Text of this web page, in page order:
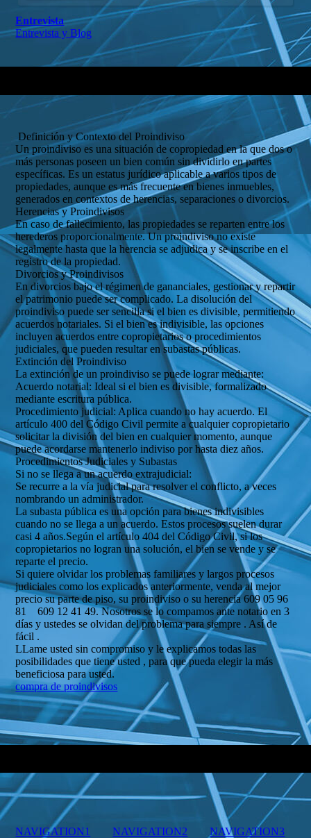
Entrevista
Entrevista y Blog
Definición y Contexto del Proindiviso
Un proindiviso es una situación de copropiedad en la que dos o
más personas poseen un bien común sin dividirlo en partes
específicas. Es un estatus jurídico aplicable a varios tipos de
propiedades, aunque es más frecuente en bienes inmuebles,
generados en contextos de herencias, separaciones o divorcios.
Herencias y Proindivisos
En caso de fallecimiento, las propiedades se reparten entre los
herederos proporcionalmente. Un proindiviso no existe
legalmente hasta que la herencia se adjudica y se inscribe en el
registro de la propiedad.
Divorcios y Proindivisos
En divorcios bajo el régimen de gananciales, gestionar y repartir
el patrimonio puede ser complicado. La disolución del
proindiviso puede ser sencilla si el bien es divisible, permitiendo
acuerdos notariales. Si el bien es indivisible, las opciones
incluyen acuerdos entre copropietarios o procedimientos
judiciales, que pueden resultar en subastas públicas.
Extinción del Proindiviso
La extinción de un proindiviso se puede lograr mediante:
Acuerdo notarial: Ideal si el bien es divisible, formalizado
mediante escritura pública.
Procedimiento judicial: Aplica cuando no hay acuerdo. El
artículo 400 del Código Civil permite a cualquier copropietario
solicitar la división del bien en cualquier momento, aunque
puede acordarse mantenerlo indiviso por hasta diez años.
Procedimientos Judiciales y Subastas
Si no se llega a un acuerdo extrajudicial:
Se recurre a la vía judicial para resolver el conflicto, a veces
nombrando un administrador.
La subasta pública es una opción para bienes indivisibles
cuando no se llega a un acuerdo. Estos procesos suelen durar
casi 4 años.Según el artículo 404 del Código Civil, si los
copropietarios no logran una solución, el bien se vende y se
reparte el precio.
Si quiere olvidar los problemas familiares y largos procesos
judiciales como los explicados anteriormente, venda al mejor
precio su parte de piso, su proindiviso o su herencia 609 05 96
81 609 12 41 49. Nosotros se lo compamos ante notario en 3
días y ustedes se olvidan del problema para siempre . Así de
fácil .
LLame usted sin compromiso y le explicamos todas las
posibilidades que tiene usted , para que pueda elegir la más
beneficiosa para usted.
compra de proindivisos
NAVIGATION1 NAVIGATION2 NAVIGATION3